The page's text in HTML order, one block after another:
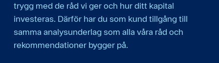
trygg med de råd vi ger och hur ditt kapital
investeras. Därför har du som kund tillgång till
samma analysunderlag som alla våra råd och
rekommendationer bygger på.